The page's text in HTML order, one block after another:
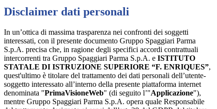
Disclaimer dati personali
In un’ottica di massima trasparenza nei confronti dei soggetti
interessati, con il presente documento Gruppo Spaggiari Parma
S.p.A. precisa che, in ragione degli specifici accordi contrattuali
intercorrenti tra Gruppo Spaggiari Parma S.p.A. e ISTITUTO
STATALE DI ISTRUZIONE SUPERIORE “F. ENRIQUES”,
quest'ultimo è titolare del trattamento dei dati personali dell’utente-
soggetto interessato all’interno della presente piattaforma internet
denominata "PrimaVisioneWeb" (di seguito l’"Applicazione"),
mentre Gruppo Spaggiari Parma S.p.A. opera quale Responsabile